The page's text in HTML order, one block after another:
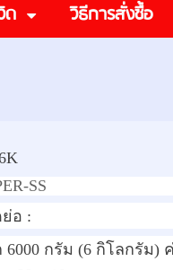
ด วิธีการสั่งซื้อ
SS
อ :
กรัม (6 กิโลกรัม)